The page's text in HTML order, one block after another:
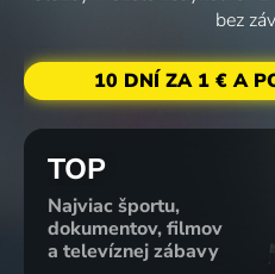
bez
10 DNÍ ZA 1 € A
TOP
Najviac športu,
dokumentov, filmov
a televíznej zábavy